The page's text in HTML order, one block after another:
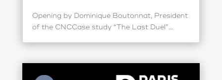
Opening by Dominique Boutonnat, President
of the CNCCase study “The Last Duel”...